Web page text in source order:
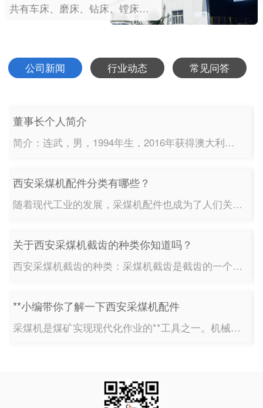
共有车床、磨床、钻床、镗床、
滚齿机、插齿机、硬度机、齿轮
等金属切削设备。 公司专业生产
西安、久益、艾柯夫等采煤机零
公司新闻 行业动态 常见问答
董事长个人简介
简介：连武，男，1994年生，2016年获得澳大利亚新南威尔士大学（UNSW）人工智能专业学士学位，2019年获得西安交通大学工商管理硕士（MBA）学位。2021年1月任陕西 采矿装备制造有限公司总...
西安采煤机配件分类有哪些？
随着现代工业的发展，采煤机配件也成为了人们关注的焦点。尤其是在西安采煤机使用过程中出现问题时，配件维修就显得尤为重要。1：采煤机配件分类采煤机配件主要有哪些？根据不同的用途，可分为三类：(1)标准型采...
关于西安采煤机截齿的种类你知道吗？
西安采煤机截齿的种类：采煤机截齿是截齿的一个种类，但是采煤机截齿有哪些种类呢？根据不同的分类方式，采煤机截齿的种类也有所不同，下面一起来看一看吧！1、采煤机截齿的型号种类不同型号的采煤机，需要配备不同型号的采煤机截齿。目前来说，采煤机截齿的主要使用的型号有：U62截齿、U82截齿、U84截齿、U85截齿、U92截齿、U...
**小编带你了解一下西安采煤机配件
采煤机是煤矿实现现代化作业的**工具之一。机械化采煤可以降低人力成本、提高 性，达到高产量、**率、低消耗的目的。采煤机主要分为锯削式、刨削式、钻削式和铣削式四种类型。**就来说说西安采煤机配件。采煤机采煤机配件主要包括：采煤机截齿，采煤机液压支架，液压螺母，液压锁，液控阀组，行走轮，驱动轮，扭矩轴，内齿圈，液压制动...